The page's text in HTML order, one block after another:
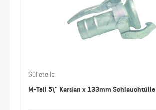
Gülleteile
M-Teil 5\" Kardan x 133mm Schlauchtülle